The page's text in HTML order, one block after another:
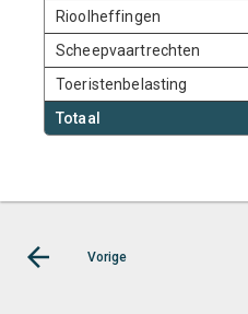
Rioolheffingen
Scheepvaartrechten
Toeristenbelasting
Totaal
Vorige